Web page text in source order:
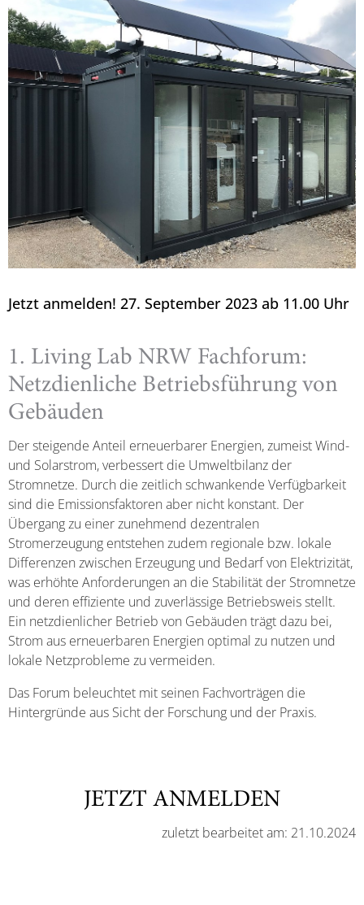
Jetzt anmelden! 27. September 2023 ab 11.00 Uhr
1. Living Lab NRW Fachforum:
Netzdienliche Betriebsführung von
Gebäuden
Der steigende Anteil erneuerbarer Energien, zumeist Wind-
und Solarstrom, verbessert die Umweltbilanz der
Stromnetze. Durch die zeitlich schwankende Verfügbarkeit
sind die Emissionsfaktoren aber nicht konstant. Der
Übergang zu einer zunehmend dezentralen
Stromerzeugung entstehen zudem regionale bzw. lokale
Differenzen zwischen Erzeugung und Bedarf von Elektrizität,
was erhöhte Anforderungen an die Stabilität der Stromnetze
und deren effiziente und zuverlässige Betriebsweis stellt.
Ein netzdienlicher Betrieb von Gebäuden trägt dazu bei,
Strom aus erneuerbaren Energien optimal zu nutzen und
lokale Netzprobleme zu vermeiden.
Das Forum beleuchtet mit seinen Fachvorträgen die
Hintergründe aus Sicht der Forschung und der Praxis.
JETZT ANMELDEN
zuletzt bearbeitet am: 21.10.2024